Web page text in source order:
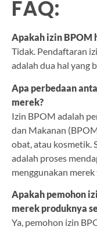
FAQ:
Apakah izin BPOM
Tidak. Pendaftaran
adalah dua hal yang
Apa perbedaan
merek?
Izin BPOM adalah
dan Makanan
obat, atau kosmetik.
adalah proses
menggunakan
Apakah pemohon
merek produknya
Ya, pemohon izin